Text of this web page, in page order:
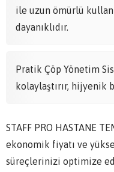
ile uzun ömürlü
dayanıklıdır.
Pratik Çöp Yönetim
kolaylaştırır, hijyenik
STAFF PRO HASTANE
ekonomik fiyatı ve
süreçlerinizi optimize